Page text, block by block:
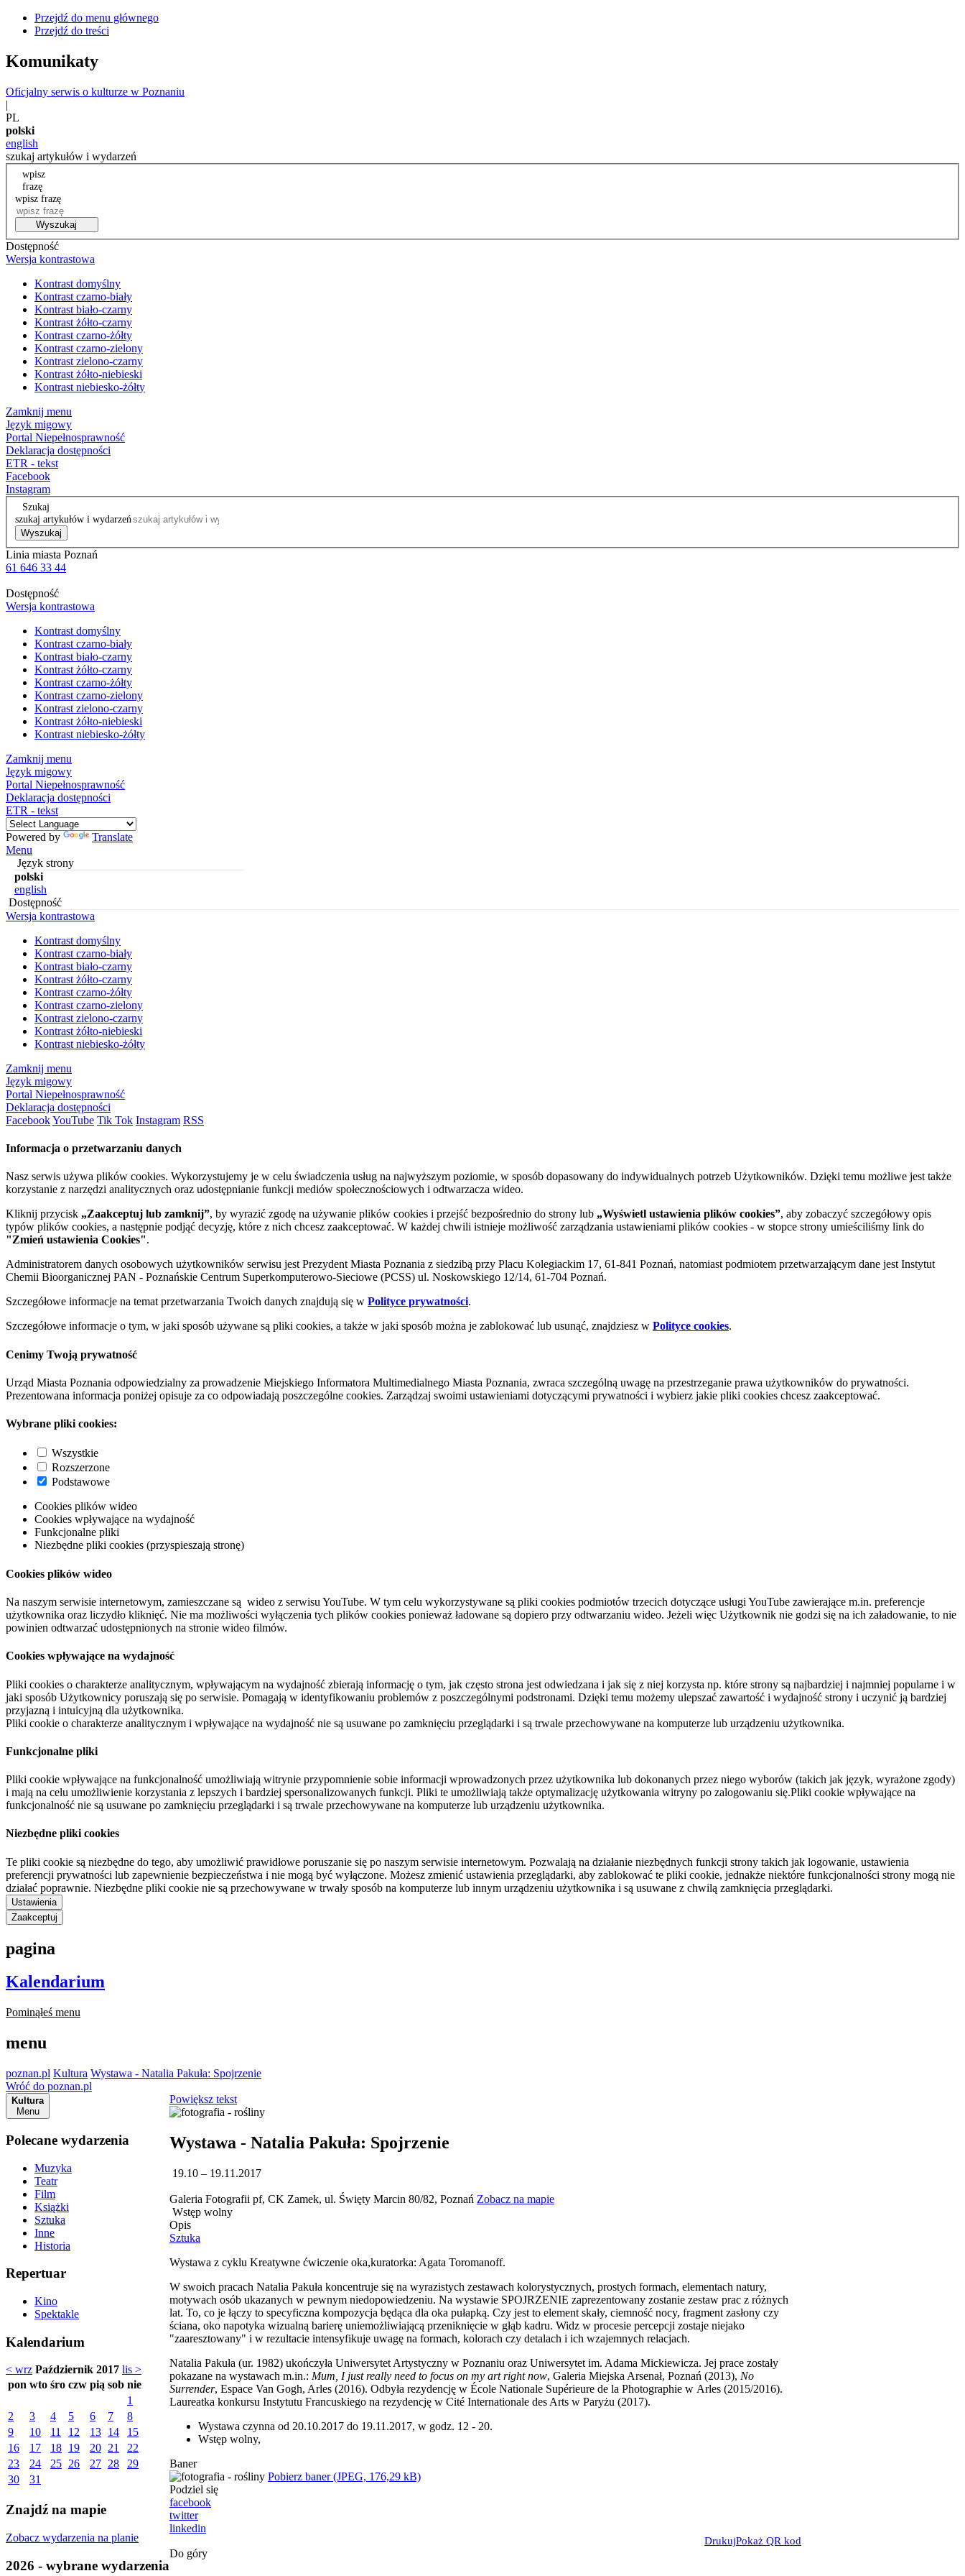
Przejdź do menu głównego
Przejdź do treści
Komunikaty
Oficjalny serwis o kulturze w Poznaniu
|
PL
polski
english
szukaj artykułów i wydarzeń
wpisz
frazę
wpisz frazę
Wyszukaj
Dostępność
Wersja kontrastowa
Kontrast domyślny
Kontrast czarno-biały
Kontrast biało-czarny
Kontrast żółto-czarny
Kontrast czarno-żółty
Kontrast czarno-zielony
Kontrast zielono-czarny
Kontrast żółto-niebieski
Kontrast niebiesko-żółty
Zamknij menu
Język migowy
Portal Niepełnosprawność
Deklaracja dostępności
ETR - tekst
Facebook
Instagram
Szukaj
szukaj artykułów i wydarzeń
Wyszukaj
Linia miasta Poznań
61 646 33 44
Dostępność
Wersja kontrastowa
Kontrast domyślny
Kontrast czarno-biały
Kontrast biało-czarny
Kontrast żółto-czarny
Kontrast czarno-żółty
Kontrast czarno-zielony
Kontrast zielono-czarny
Kontrast żółto-niebieski
Kontrast niebiesko-żółty
Zamknij menu
Język migowy
Portal Niepełnosprawność
Deklaracja dostępności
ETR - tekst
Powered by
Translate
Menu
Język strony
polski
english
Dostępność
Wersja kontrastowa
Kontrast domyślny
Kontrast czarno-biały
Kontrast biało-czarny
Kontrast żółto-czarny
Kontrast czarno-żółty
Kontrast czarno-zielony
Kontrast zielono-czarny
Kontrast żółto-niebieski
Kontrast niebiesko-żółty
Zamknij menu
Język migowy
Portal Niepełnosprawność
Deklaracja dostępności
FacebookYouTube Tik Tok Instagram RSS
Informacja o przetwarzaniu danych
Nasz serwis używa plików cookies. Wykorzystujemy je w celu świadczenia usług na najwyższym poziomie, w sposób dopasowany do indywidualnych potrzeb Użytkowników. Dzięki temu możliwe jest także
korzystanie z narzędzi analitycznych oraz udostępnianie funkcji mediów społecznościowych i odtwarzacza wideo.
Kliknij przycisk „Zaakceptuj lub zamknij”, by wyrazić zgodę na używanie plików cookies i przejść bezpośrednio do strony lub „Wyświetl ustawienia plików cookies”, aby zobaczyć szczegółowy opis
typów plików cookies, a następnie podjąć decyzję, które z nich chcesz zaakceptować. W każdej chwili istnieje możliwość zarządzania ustawieniami plików cookies - w stopce strony umieściliśmy link do
"Zmień ustawienia Cookies".
Administratorem danych osobowych użytkowników serwisu jest Prezydent Miasta Poznania z siedzibą przy Placu Kolegiackim 17, 61-841 Poznań, natomiast podmiotem przetwarzającym dane jest Instytut
Chemii Bioorganicznej PAN - Poznańskie Centrum Superkomputerowo-Sieciowe (PCSS) ul. Noskowskiego 12/14, 61-704 Poznań.
Szczegółowe informacje na temat przetwarzania Twoich danych znajdują się w Polityce prywatności.
Szczegółowe informacje o tym, w jaki sposób używane są pliki cookies, a także w jaki sposób można je zablokować lub usunąć, znajdziesz w Polityce cookies.
Cenimy Twoją prywatność
Urząd Miasta Poznania odpowiedzialny za prowadzenie Miejskiego Informatora Multimedialnego Miasta Poznania, zwraca szczególną uwagę na przestrzeganie prawa użytkowników do prywatności.
Prezentowana informacja poniżej opisuje za co odpowiadają poszczególne cookies. Zarządzaj swoimi ustawieniami dotyczącymi prywatności i wybierz jakie pliki cookies chcesz zaakceptować.
Wybrane pliki cookies:
Wszystkie
Rozszerzone
Podstawowe
Cookies plików wideo
Cookies wpływające na wydajność
Funkcjonalne pliki
Niezbędne pliki cookies (przyspieszają stronę)
Cookies plików wideo
Na naszym serwisie internetowym, zamieszczane są wideo z serwisu YouTube. W tym celu wykorzystywane są pliki cookies podmiotów trzecich dotyczące usługi YouTube zawierające m.in. preferencje
użytkownika oraz liczydło kliknięć. Nie ma możliwości wyłączenia tych plików cookies ponieważ ładowane są dopiero przy odtwarzaniu wideo. Jeżeli więc Użytkownik nie godzi się na ich załadowanie, to nie
powinien odtwarzać udostępnionych na stronie wideo filmów.
Cookies wpływające na wydajność
Pliki cookies o charakterze analitycznym, wpływającym na wydajność zbierają informację o tym, jak często strona jest odwiedzana i jak się z niej korzysta np. które strony są najbardziej i najmniej popularne i w
jaki sposób Użytkownicy poruszają się po serwisie. Pomagają w identyfikowaniu problemów z poszczególnymi podstronami. Dzięki temu możemy ulepszać zawartość i wydajność strony i uczynić ją bardziej
przyjazną i intuicyjną dla użytkownika.
Pliki cookie o charakterze analitycznym i wpływające na wydajność nie są usuwane po zamknięciu przeglądarki i są trwale przechowywane na komputerze lub urządzeniu użytkownika.
Funkcjonalne pliki
Pliki cookie wpływające na funkcjonalność umożliwiają witrynie przypomnienie sobie informacji wprowadzonych przez użytkownika lub dokonanych przez niego wyborów (takich jak język, wyrażone zgody)
i mają na celu umożliwienie korzystania z lepszych i bardziej spersonalizowanych funkcji. Pliki te umożliwiają także optymalizację użytkowania witryny po zalogowaniu się.Pliki cookie wpływające na
funkcjonalność nie są usuwane po zamknięciu przeglądarki i są trwale przechowywane na komputerze lub urządzeniu użytkownika.
Niezbędne pliki cookies
Te pliki cookie są niezbędne do tego, aby umożliwić prawidłowe poruszanie się po naszym serwisie internetowym. Pozwalają na działanie niezbędnych funkcji strony takich jak logowanie, ustawienia
preferencji prywatności lub zapewnienie bezpieczeństwa i nie mogą być wyłączone. Możesz zmienić ustawienia przeglądarki, aby zablokować te pliki cookie, jednakże niektóre funkcjonalności strony mogą nie
działać poprawnie. Niezbędne pliki cookie nie są przechowywane w trwały sposób na komputerze lub innym urządzeniu użytkownika i są usuwane z chwilą zamknięcia przeglądarki.
Ustawienia
Zaakceptuj
pagina
Kalendarium
Pominąłeś menu
menu
poznan.pl Kultura Wystawa - Natalia Pakuła: Spojrzenie
Wróć do poznan.pl
Kultura
Menu
Polecane wydarzenia
Muzyka
Teatr
Film
Książki
Sztuka
Inne
Historia
Repertuar
Kino
Spektakle
Kalendarium
< wrz Październik 2017 lis >
pon wto śro czw pią sob nie
1
2
3 4 5 6 7
8
9
10 11 12 13 14
15
16
17 18 19 20 21
22
23
24 25 26 27 28
29
30
31
Znajdź na mapie
Zobacz wydarzenia na planie
2026 - wybrane wydarzenia
Powiększ tekst
Wystawa - Natalia Pakuła: Spojrzenie
19.10 – 19.11.2017
Galeria Fotografii pf, CK Zamek, ul. Święty Marcin 80/82, Poznań Zobacz na mapie
Wstęp wolny
Opis
Sztuka
Wystawa z cyklu Kreatywne ćwiczenie oka,kuratorka: Agata Toromanoff.
W swoich pracach Natalia Pakuła koncentruje się na wyrazistych zestawach kolorystycznych, prostych formach, elementach natury,
motywach osób ukazanych w pewnym niedopowiedzeniu. Na wystawie SPOJRZENIE zaprezentowany zostanie zestaw prac z różnych
lat. To, co je łączy to specyficzna kompozycja będąca dla oka pułapką. Czy jest to element skały, ciemność nocy, fragment zasłony czy
ściana, oko napotyka wizualną barierę uniemożliwiającą przeniknięcie w głąb kadru. Widz w procesie percepcji zostaje niejako
"zaaresztowany" i w rezultacie intensyfikuje uwagę na formach, kolorach czy detalach i ich wzajemnych relacjach.
Natalia Pakuła (ur. 1982) ukończyła Uniwersytet Artystyczny w Poznaniu oraz Uniwersytet im. Adama Mickiewicza. Jej prace zostały
pokazane na wystawach m.in.: Mum, I just really need to focus on my art right now, Galeria Miejska Arsenał, Poznań (2013), No
Surrender, Espace Van Gogh, Arles (2016). Odbyła rezydencję w École Nationale Supérieure de la Photographie w Arles (2015/2016).
Laureatka konkursu Instytutu Francuskiego na rezydencję w Cité Internationale des Arts w Paryżu (2017).
Wystawa czynna od 20.10.2017 do 19.11.2017, w godz. 12 - 20.
Wstęp wolny,
Baner
Pobierz baner (JPEG, 176,29 kB)
Podziel się
facebook
twitter
linkedin
DrukujPokaż QR kod
Do góry